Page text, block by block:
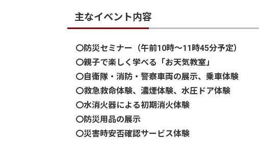
主なイベント内容
〇防災セミナー（午前10時～11時45分予定）
〇親子で楽しく学べる「お天気教室」
〇自衛隊・消防・警察車両の展示、乗車体験
〇救急救命体験、濃煙体験、水圧ドア体験
〇水消火器による初期消火体験
〇防災用品の展示
〇災害時安否確認サービス体験